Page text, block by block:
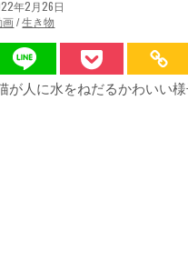
年2月26日
画 /生き物
が人に水をねだるかわいい